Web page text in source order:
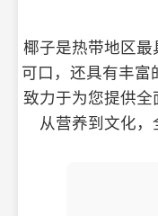
椰子是热带地区
可口，还具有丰富
致力于为您提供全
从营养到文化，